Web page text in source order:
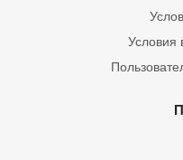
Условия